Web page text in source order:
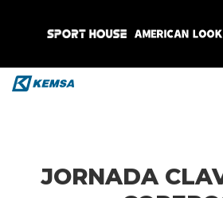
JORNADA